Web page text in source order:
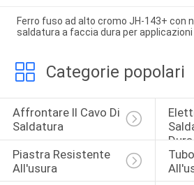
Ferro fuso ad alto cromo JH-143+ con
saldatura a faccia dura per
Categorie popolari
Affrontare Il Cavo Di
Saldatura
Dura
Piastra Resistente
All'usura